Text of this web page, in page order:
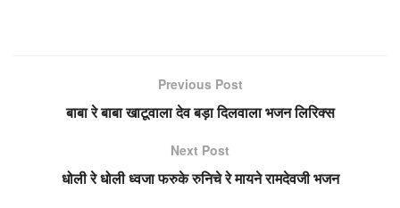
Previous Post
बाबा रे बाबा खाटूवाला देव बड़ा दिलवाला भजन लिरिक्स
Next Post
धोली रे धोली ध्वजा फरुके रुनिचे रे मायने रामदेवजी भजन